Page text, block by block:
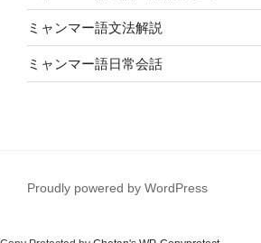
ミャンマー語文法解説
ミャンマー語日常会話
Proudly powered by WordPress